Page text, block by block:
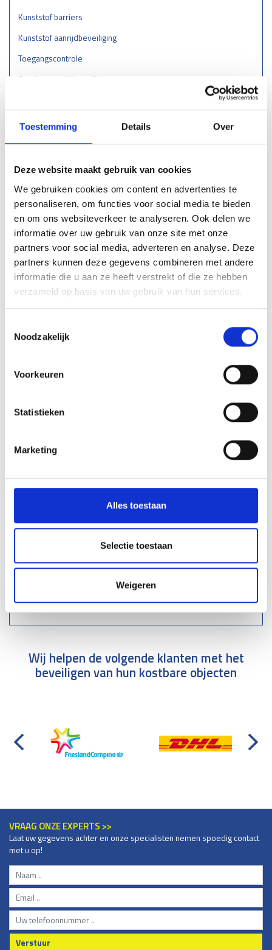
Toestemming Details Over
Deze website maakt gebruik van cookies
We gebruiken cookies om content en advertenties te
personaliseren, om functies voor social media te bieden
en om ons websiteverkeer te analyseren. Ook delen we
informatie over uw gebruik van onze site met onze
partners voor social media, adverteren en analyse. Deze
partners kunnen deze gegevens combineren met andere
informatie die u aan ze heeft verstrekt of die ze hebben
verzameld op basis van uw gebruik van hun services.
Noodzakelijk
Voorkeuren
Statistieken
Marketing
Alles toestaan
Selectie toestaan
Weigeren
Kunststof barriers
Kunststof aanrijdbeveiliging
Toegangscontrole
Overige aanrijdbeveiliging
Outlet - restpartijen
BETAALMOGELIJKHEDEN
VERZENDMOGELIJKHEDEN
België
Waarom Kiezen voor Leuningen uit Stalen Koker?
veiligheid, design en duurzaamheid. De strakke vormgeving past in
vrijwel elke moderne omgeving, terwijl de sterke constructie zorgt
voor maximale betrouwbaarheid. Dankzij de vele maatwerkopties zijn
deze leuningen eenvoudig af te stemmen op de uitstraling en functie
Wil je een veilige, onderhoudsarme en stijlvol afgewerkte leuning die
perfect aansluit bij jouw ontwerp? Dan zijn stalen kokerleuningen op
— wij helpen je graag verder!
Wij helpen de volgende klanten met het
beveiligen van hun kostbare objecten
VRAAG ONZE EXPERTS >>
Laat uw gegevens achter en onze specialisten nemen spoedig contact
met u op!
Verstuur